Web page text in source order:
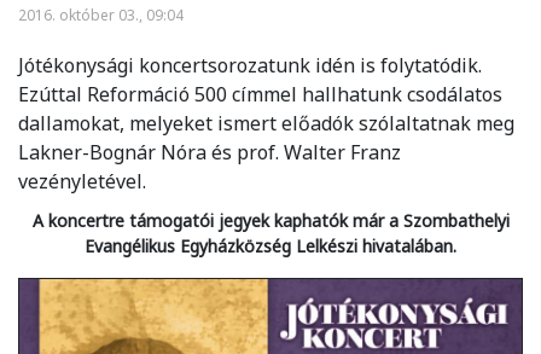
2016. október 03., 09:04
Jótékonysági koncertsorozatunk idén is folytatódik.
Ezúttal Reformáció 500 címmel hallhatunk csodálatos
dallamokat, melyeket ismert előadók szólaltatnak meg
Lakner-Bognár Nóra és prof. Walter Franz
vezényletével.
A koncertre támogatói jegyek kaphatók már a Szombathelyi
Evangélikus Egyházközség Lelkészi hivatalában.